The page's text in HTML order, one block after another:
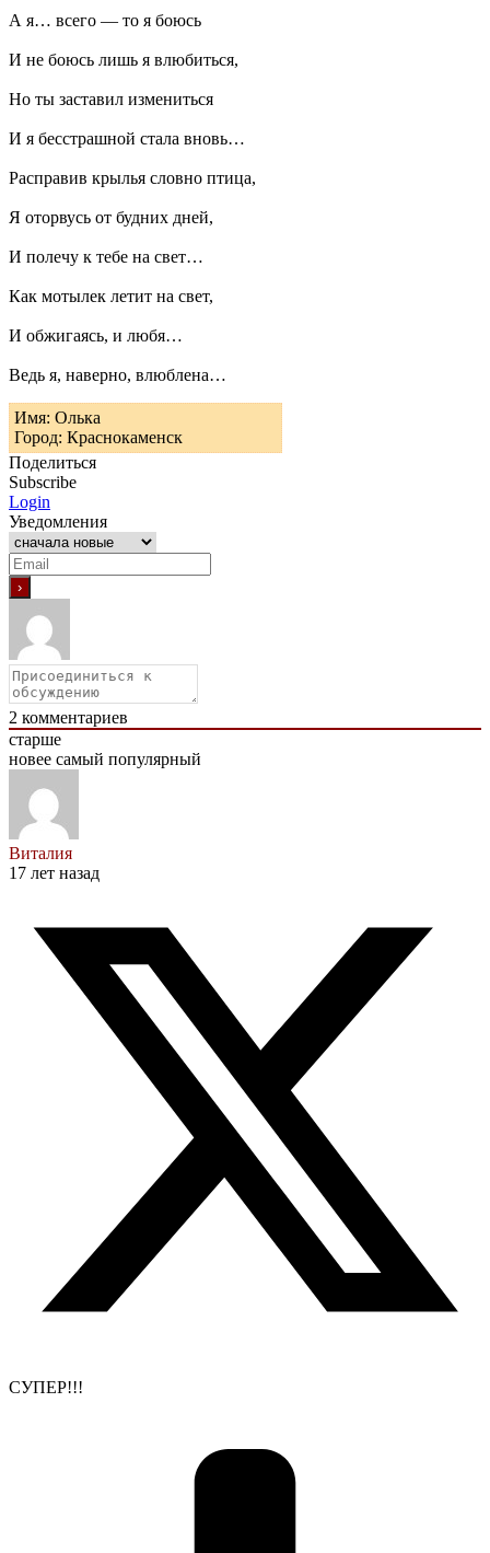
А я… всего — то я боюсь
И не боюсь лишь я влюбиться,
Но ты заставил измениться
И я бесстрашной стала вновь…
Расправив крылья словно птица,
Я оторвусь от будних дней,
И полечу к тебе на свет…
Как мотылек летит на свет,
И обжигаясь, и любя…
Ведь я, наверно, влюблена…
Имя: Олька
Город: Краснокаменск
Поделиться
Subscribe
Login
Уведомления
2 комментариев
старше
новее самый популярный
Виталия
17 лет назад
СУПЕР!!!